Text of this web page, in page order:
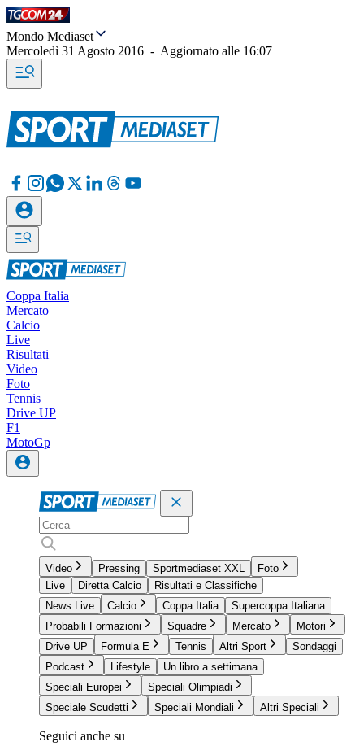
Mondo Mediaset
Mercoledì 31 Agosto 2016 - Aggiornato alle 16:07
Coppa Italia
Mercato
Calcio
Live
Risultati
Video
Foto
Tennis
Drive UP
F1
MotoGp
Video Pressing Sportmediaset XXL
Foto
Live
Diretta Calcio
Risultati e Classifiche
News Live
Calcio Coppa Italia
Supercoppa Italiana
Probabili Formazioni
Squadre Mercato
Motori
Drive UP
Formula E Tennis Altri Sport
Sondaggi
Podcast
Lifestyle
Un libro a settimana
Speciali Europei
Speciali Olimpiadi
Speciale Scudetti
Speciali Mondiali Altri Speciali
Seguici anche su